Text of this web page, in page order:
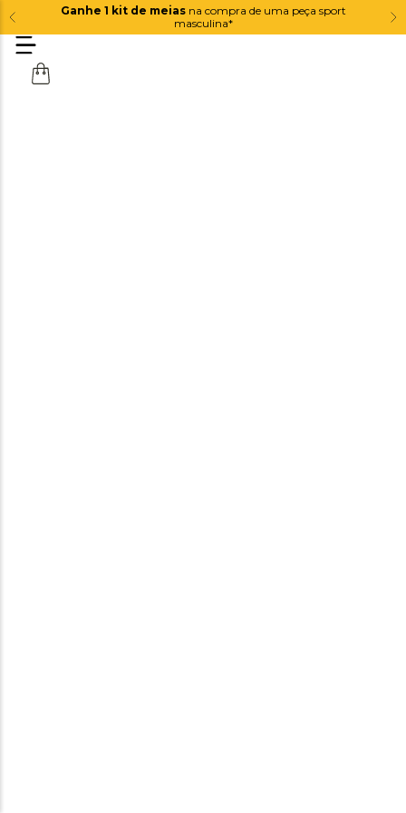
Ganhe 1 kit de meiasna compra de uma peça sport
masculina*